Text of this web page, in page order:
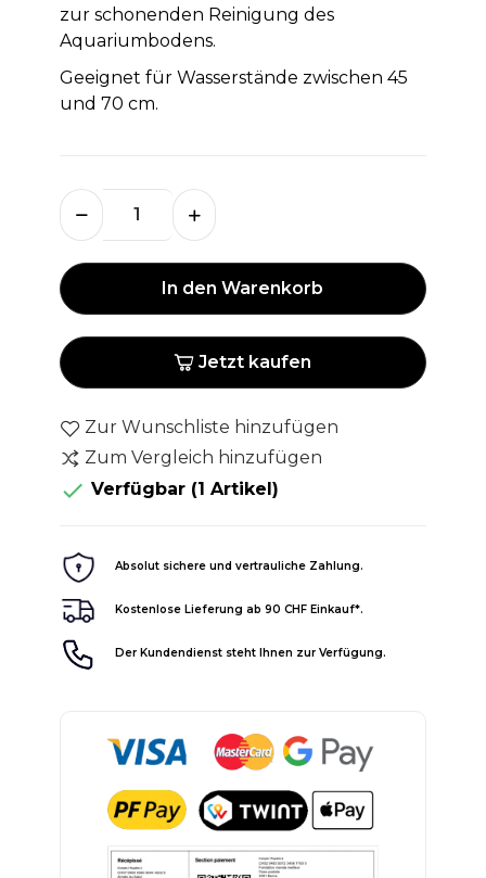
zur schonenden Reinigung des
Aquariumbodens.
Geeignet für Wasserstände zwischen 45
und 70 cm.
In den Warenkorb
Jetzt kaufen
Zur Wunschliste hinzufügen
Zum Vergleich hinzufügen
 Verfügbar (1 Artikel)
Absolut sichere und vertrauliche Zahlung.
Kostenlose Lieferung ab 90 CHF Einkauf*.
Der Kundendienst steht Ihnen zur Verfügung.